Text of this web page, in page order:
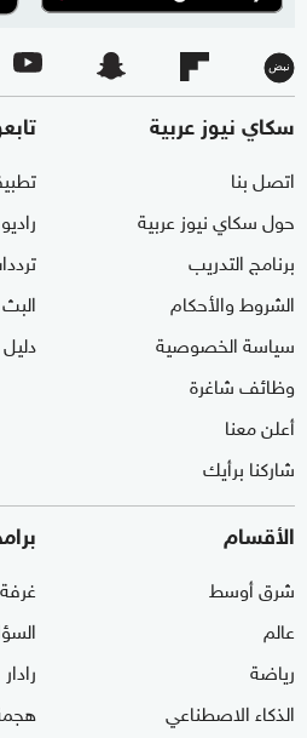
سكاي نيوز عربية
اتصل بنا
حول سكاي نيوز عربية
برنامج التدريب
الشروط والأحكام
سياسة الخصوصية
وظائف شاغرة
أعلن معنا
شاركنا برأيك
الأقسام
شرق أوسط
عالم
رياضة
الذكاء الاصطناعي
غرفة
رادار